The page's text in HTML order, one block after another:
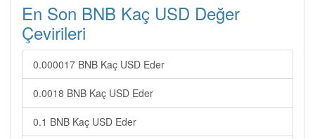
En Son BNB Kaç USD Değer
Çevirileri
0.000017 BNB Kaç USD Eder
0.0018 BNB Kaç USD Eder
0.1 BNB Kaç USD Eder